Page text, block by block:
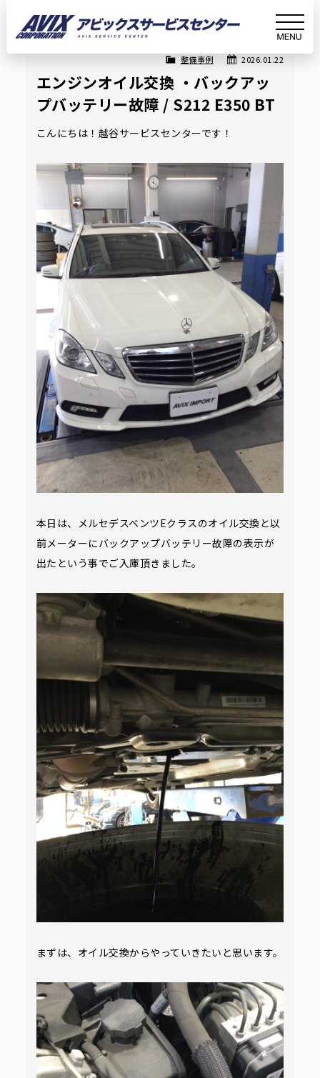
記事詳細
Article
お知
らせ
エンジンオイル交換 ・バックアップバッテリー故障
/ S212 E350 BT
2026.01.22
整備事例
エンジンオイル交換 ・バックアッ
プバッテリー故障 / S212 E350 BT
こんにちは！越谷サービスセンターです！
本日は、メルセデスベンツEクラスのオイル交換と以
前メーターにバックアップバッテリー故障の表示が
出たという事でご入庫頂きました。
まずは、オイル交換からやっていきたいと思います。